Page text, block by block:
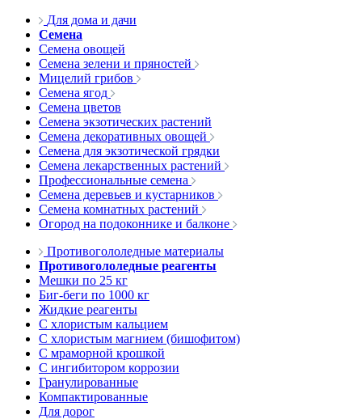
Для дома и дачи
Семена
Семена овощей
Семена зелени и пряностей
Мицелий грибов
Семена ягод
Семена цветов
Семена экзотических растений
Семена декоративных овощей
Семена для экзотической грядки
Семена лекарственных растений
Профессиональные семена
Семена деревьев и кустарников
Семена комнатных растений
Огород на подоконнике и балконе
Противогололедные материалы
Противогололедные реагенты
Мешки по 25 кг
Биг-беги по 1000 кг
Жидкие реагенты
С хлористым кальцием
С хлористым магнием (бишофитом)
С мраморной крошкой
С ингибитором коррозии
Гранулированные
Компактированные
Для дорог